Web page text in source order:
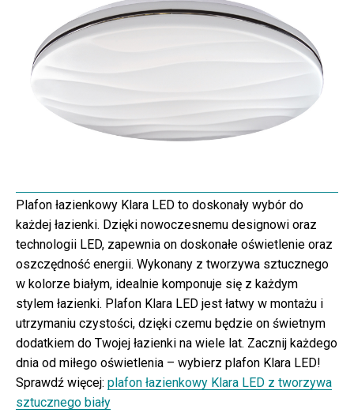
Plafon łazienkowy Klara LED to doskonały wybór do
każdej łazienki. Dzięki nowoczesnemu designowi oraz
technologii LED, zapewnia on doskonałe oświetlenie oraz
oszczędność energii. Wykonany z tworzywa sztucznego
w kolorze białym, idealnie komponuje się z każdym
stylem łazienki. Plafon Klara LED jest łatwy w montażu i
utrzymaniu czystości, dzięki czemu będzie on świetnym
dodatkiem do Twojej łazienki na wiele lat. Zacznij każdego
dnia od miłego oświetlenia – wybierz plafon Klara LED!
Sprawdź więcej: plafon łazienkowy Klara LED z tworzywa
sztucznego biały